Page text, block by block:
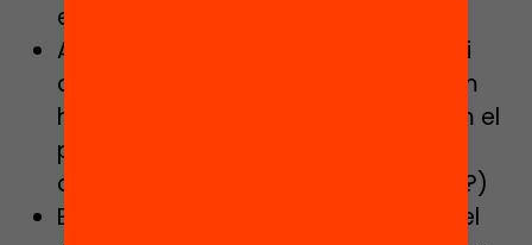
externes a l’entorn escolar?
Allò que es comunica és significatiu i
això repercuteix directament en com
ho reben els destinataris. (expliquem el
procés del projecte imant i els
aprenentatges que ha fet l’alumnat?)
Els alumnes són els protagonistes del